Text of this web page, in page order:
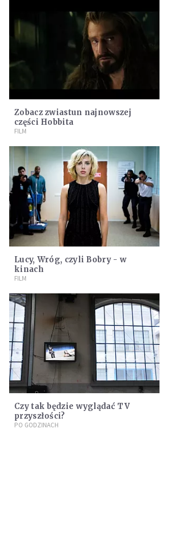
Zobacz zwiastun najnowszej
części Hobbita
FILM
Lucy, Wróg, czyli Bobry - w
kinach
FILM
Czy tak będzie wyglądać TV
przyszłości?
PO GODZINACH